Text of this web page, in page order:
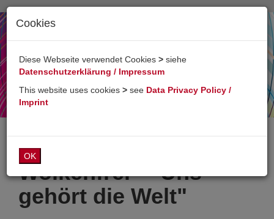
Toggle
Wolkenfrei - "Uns
gehört die Welt"
Cookies
Diese Webseite verwendet Cookies > siehe
Datenschutzerklärung / Impressum
This website uses cookies > see Data Privacy Policy /
Imprint
OK